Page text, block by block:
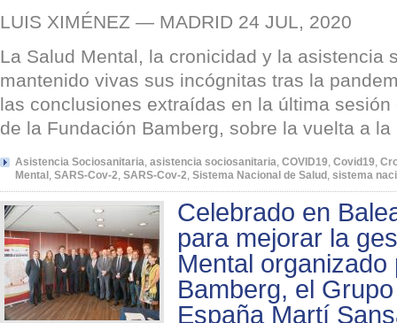
LUIS XIMÉNEZ — MADRID 24 JUL, 2020
La Salud Mental, la cronicidad y la asistencia
mantenido vivas sus incógnitas tras la
las conclusiones extraídas en la última
de la Fundación Bamberg, sobre la vuelta a
Asistencia Sociosanitaria asistencia sociosanitaria COVID19 Covid19
Mental SARS-Cov-2 SARS-Cov-2 Sistema Nacional de Salud sistema
Celebrado en
para mejorar la
Mental
Bamberg, el
España Martí